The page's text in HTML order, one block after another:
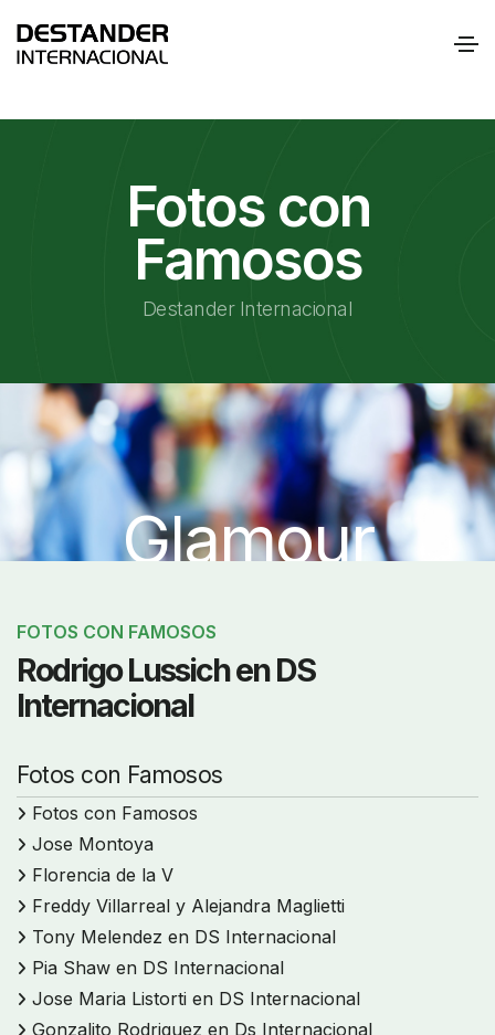
Fotos con
Famosos
Destander Internacional
Glamour
FOTOS CON FAMOSOS
Rodrigo Lussich en DS
Internacional
Fotos con Famosos
Fotos con Famosos
Jose Montoya
Florencia de la V
Freddy Villarreal y Alejandra Maglietti
Tony Melendez en DS Internacional
Pia Shaw en DS Internacional
Jose Maria Listorti en DS Internacional
Gonzalito Rodriguez en Ds Internacional